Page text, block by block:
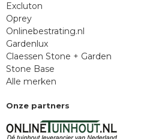
Excluton
Oprey
Onlinebestrating.nl
Gardenlux
Claessen Stone + Garden
Stone Base
Alle merken
Onze partners